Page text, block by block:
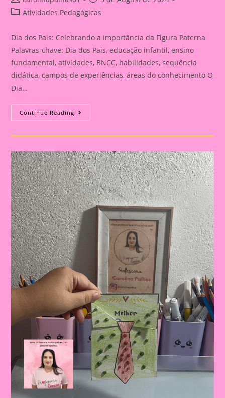
author:
published:
PostAtividades Pedagógicas
Dia dos Pais: Celebrando a Importância da Figura Paterna
Palavras-chave: Dia dos Pais, educação infantil, ensino
fundamental, atividades, BNCC, habilidades, sequência
didática, campos de experiências, áreas do conhecimento O
Dia…
Continue Reading Cartão
Lembrança
O
Pais
|
Dia
Dos
Pais:
Celebrando
A
Importância
Da
Figura
Paterna